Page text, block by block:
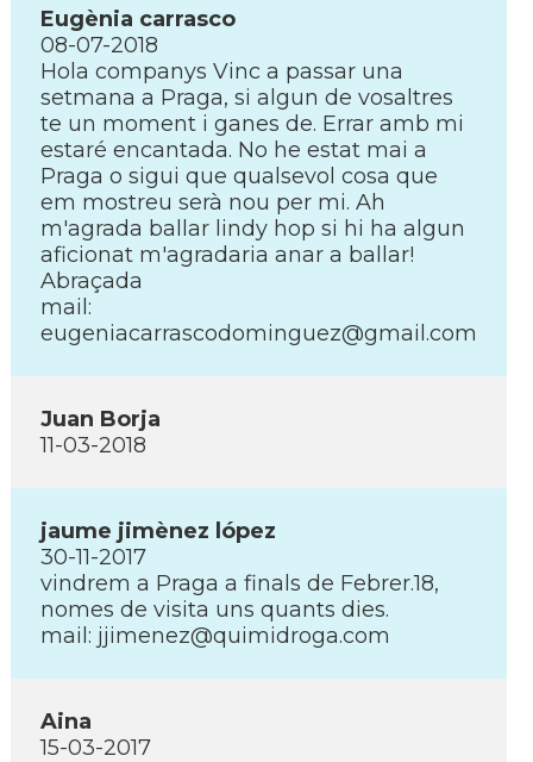
Eugènia carrasco
08-07-2018
Hola companys Vinc a passar una
setmana a Praga, si algun de vosaltres
te un moment i ganes de. Errar amb mi
estaré encantada. No he estat mai a
Praga o sigui que qualsevol cosa que
em mostreu serà nou per mi. Ah
m'agrada ballar lindy hop si hi ha algun
aficionat m'agradaria anar a ballar!
Abraçada
mail:
eugeniacarrascodominguez@gmail.com
Juan Borja
11-03-2018
jaume jimènez lópez
30-11-2017
vindrem a Praga a finals de Febrer.18,
nomes de visita uns quants dies.
mail: jjimenez@quimidroga.com
Aina
15-03-2017